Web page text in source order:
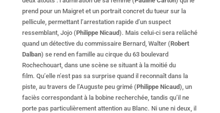
prend pour un Maigret et un portrait concret du tueur sur la
pellicule, permettant l’arrestation rapide d’un suspect
ressemblant, Jojo (Philippe Nicaud). Mais celui-ci sera relâché
quand un détective du commissaire Bernard, Walter (Robert
Dalban) se rend en famille au cirque du 63 boulevard
Rochechouart, dans une scène se situant à la moitié du
film. Qu’elle n’est pas sa surprise quand il reconnaît dans la
piste, au travers de l’Auguste peu grimé (Philippe Nicaud), un
faciès correspondant à la bobine recherchée, tandis qu’il ne
porte pas particulièrement attention au Blanc. Ni une ni deux, il